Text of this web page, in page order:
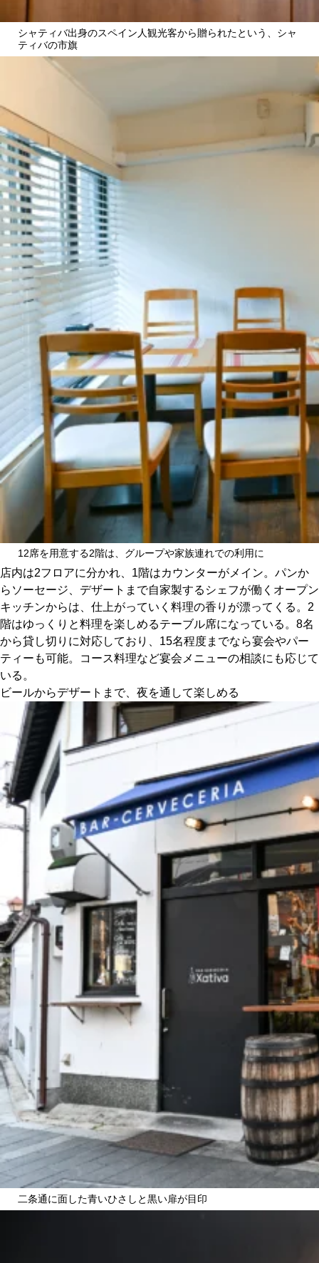
シャティバ出身のスペイン人観光客から贈られたという、シャ
ティバの市旗
12席を用意する2階は、グループや家族連れでの利用に
店内は2フロアに分かれ、1階はカウンターがメイン。パンか
らソーセージ、デザートまで自家製するシェフが働くオープン
キッチンからは、仕上がっていく料理の香りが漂ってくる。2
階はゆっくりと料理を楽しめるテーブル席になっている。8名
から貸し切りに対応しており、15名程度までなら宴会やパー
ティーも可能。コース料理など宴会メニューの相談にも応じて
いる。
ビールからデザートまで、夜を通して楽しめる
二条通に面した青いひさしと黒い扉が目印